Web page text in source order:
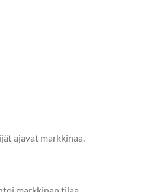
ajavat markkinaa.